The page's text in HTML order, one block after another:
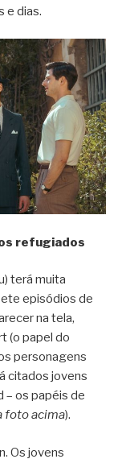
e dias.
os refugiados
terá muita
episódios de
na tela,
(o papel do
personagens
citados jovens
– os papéis de
foto acima).
Os jovens